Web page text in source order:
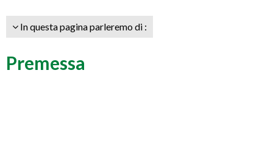
In questa pagina parleremo di :
Premessa